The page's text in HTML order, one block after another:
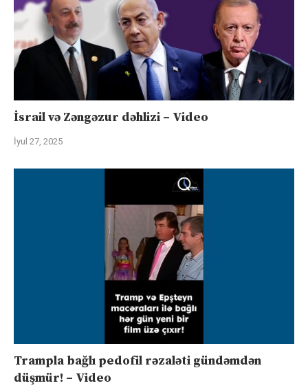
İsrail və Zəngəzur dəhlizi – Video
İyul 27, 2025
Trampla bağlı pedofil rəzaləti gündəmdən
düşmür! – Video